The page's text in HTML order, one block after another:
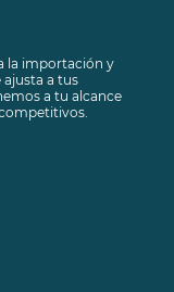
la importación y
a tus
a tu alcance